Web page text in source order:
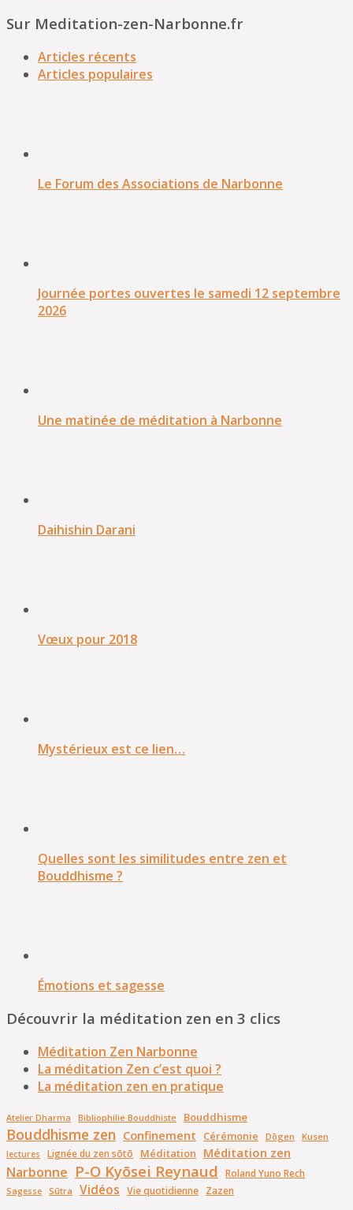
Sur Meditation-zen-Narbonne.fr
Articles récents
Articles populaires
Le Forum des Associations de Narbonne
Journée portes ouvertes le samedi 12 septembre
2026
Une matinée de méditation à Narbonne
Daihishin Darani
Vœux pour 2018
Mystérieux est ce lien…
Quelles sont les similitudes entre zen et
Bouddhisme ?
Émotions et sagesse
Découvrir la méditation zen en 3 clics
Méditation Zen Narbonne
La méditation Zen c’est quoi ?
La méditation zen en pratique
Atelier Dharma Bibliophilie Bouddhiste Bouddhisme
Bouddhisme zen Confinement Cérémonie Dōgen Kusen
lectures Lignée du zen sōtō Méditation Méditation zen
Narbonne P-O Kyōsei Reynaud Roland Yuno Rech
Sagesse Sūtra Vidéos Vie quotidienne Zazen